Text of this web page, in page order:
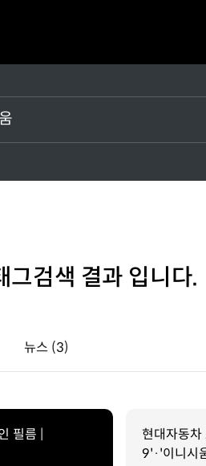
그검색 결과 입니다.
뉴스 (3)
필름 |
현대자동
9'·'이니시